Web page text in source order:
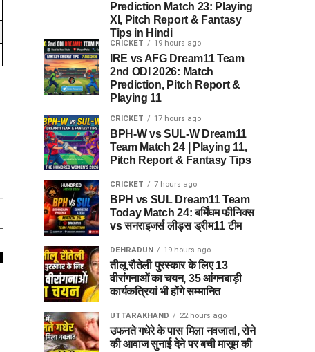
Prediction Match 23: Playing
XI, Pitch Report & Fantasy
Tips in Hindi
CRICKET 19 hours ago
IRE vs AFG Dream11 Team
2nd ODI 2026: Match
Prediction, Pitch Report &
Playing 11
CRICKET 17 hours ago
BPH-W vs SUL-W Dream11
Team Match 24 | Playing 11,
Pitch Report & Fantasy Tips
CRICKET 7 hours ago
BPH vs SUL Dream11 Team
Today Match 24: बर्मिंघम फीनिक्स
vs सनराइजर्स लीड्स ड्रीम11 टीम
DEHRADUN 19 hours ago
तीलू रौतेली पुरस्कार के लिए 13
वीरांगनाओं का चयन, 35 आंगनबाड़ी
कार्यकत्रियां भी होंगे सम्मानित
UTTARAKHAND 22 hours ago
उफनते गधेरे के पास मिला नवजात!, रोने
की आवाज सुनाई देने पर बची मासूम की